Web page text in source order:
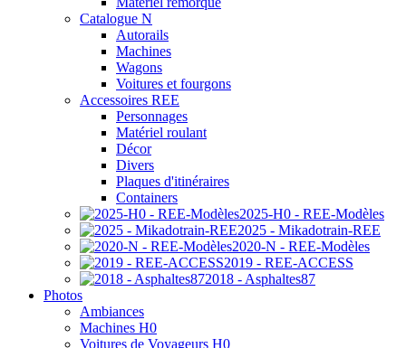
Catalogue N
Autorails
Machines
Wagons
Voitures et fourgons
Accessoires REE
Personnages
Matériel roulant
Décor
Divers
Plaques d'itinéraires
Containers
2025-H0 - REE-Modèles
2025 - Mikadotrain-REE
2020-N - REE-Modèles
2019 - REE-ACCESS
2018 - Asphaltes87
Photos
Ambiances
Machines H0
Voitures de Voyageurs H0